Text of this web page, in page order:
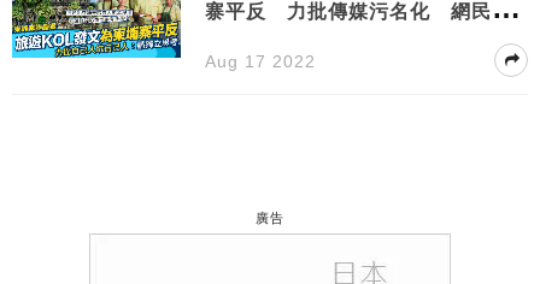
寨平反 力批傳媒污名化 網民反
Aug 17 2022
廣告